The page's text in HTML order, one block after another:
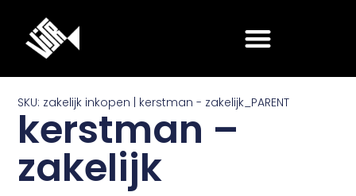
SKU: zakelijk inkopen | kerstman - zakelijk_PARENT
kerstman –
zakelijk